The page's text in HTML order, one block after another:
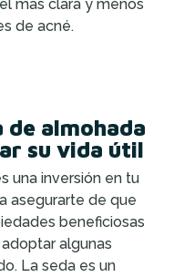
más clara y menos
de acné.
de almohada
su vida útil
una inversión en tu
asegurarte de que
beneficiosas
algunas
La seda es un